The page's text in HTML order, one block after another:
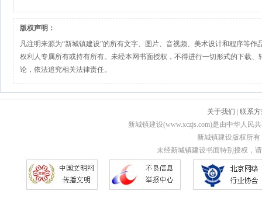
版权声明：
凡注明来源为“新城镇建设”的所有文字、图片、音视频、美术设计和程序等作
权利人专属所有或持有所有。未经本网书面授权，不得进行一切形式的下载、
论，依法追究相关法律责任。
关于我们
联系
新城镇建设(www.xczjs.com)是由中华人民
新城镇建设版权所有
未经新城镇建设书面特别授权，